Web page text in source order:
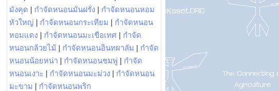
มังคุด | กำจัดหนอนมันฝรั่ง | กำจัดหนอนหอม
หัวใหญ่ | กำจัดหนอนกระเทียม | กำจัดหนอน
หอมแดง | กำจัดหนอนมะเขือเทศ | กำจัด
หนอนกล้วยไม้ | กำจัดหนอนอินทผาลัม | กำจัด
หนอนน้อยหน่า | กำจัดหนอนชมพู่ | กำจัด
หนอนเงาะ | กำจัดหนอนมะม่วง | กำจัดหนอน
มะขาม | กำจัดหนอนพริก